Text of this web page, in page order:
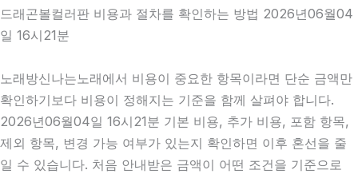
드래곤볼컬러판 비용과 절차를 확인하는 방법 2026년06월04
일 16시21분
노래방신나는노래에서 비용이 중요한 항목이라면 단순 금액만
확인하기보다 비용이 정해지는 기준을 함께 살펴야 합니다.
2026년06월04일 16시21분 기본 비용, 추가 비용, 포함 항목,
제외 항목, 변경 가능 여부가 있는지 확인하면 이후 혼선을 줄
일 수 있습니다. 처음 안내받은 금액이 어떤 조건을 기준으로